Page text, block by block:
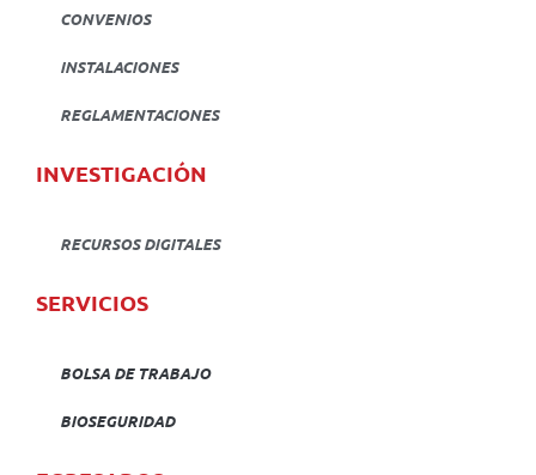
CONVENIOS
INSTALACIONES
REGLAMENTACIONES
INVESTIGACIÓN
RECURSOS DIGITALES
SERVICIOS
BOLSA DE TRABAJO
BIOSEGURIDAD